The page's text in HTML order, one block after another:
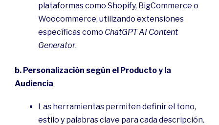
plataformas como Shopify, BigCommerce o
Woocommerce, utilizando extensiones
específicas como ChatGPT AI Content
Generator.
b. Personalización según el Producto y la
Audiencia
Las herramientas permiten definir el tono,
estilo y palabras clave para cada descripción.